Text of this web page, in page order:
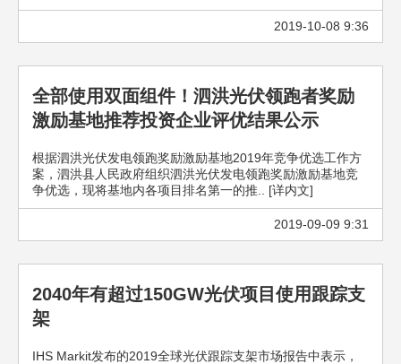
2019-10-08 9:36
全部使用双面组件！泗洪光伏领跑者奖励
激励基地推荐投资企业评优结果公示
根据泗洪光伏发电领跑奖励激励基地2019年竞争优选工作方
案，泗洪县人民政府组织泗洪光伏发电领跑奖励激励基地竞
争优选，现将基地内各项目排名第一的推.. [详内文]
2019-09-09 9:31
2040年有超过150GW光伏项目使用跟踪支
架
IHS Markit发布的2019全球光伏跟踪支架市场报告中表示，